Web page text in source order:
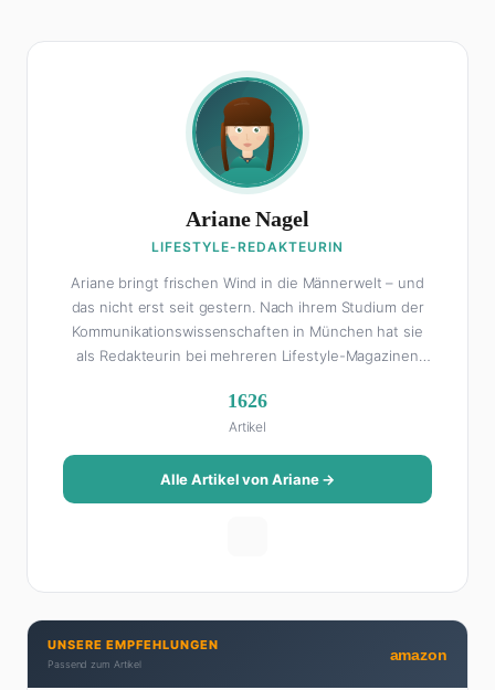
Ariane Nagel
LIFESTYLE-REDAKTEURIN
Ariane bringt frischen Wind in die Männerwelt – und
das nicht erst seit gestern. Nach ihrem Studium der
Kommunikationswissenschaften in München hat sie
als Redakteurin bei mehreren Lifestyle-Magazinen
Als Lifestyle-Redakteurin schreibt sie über alles, was
das Leben schöner macht: von Interior Design und
Reise-Tipps über Food-Trends bis hin zu
Beziehungsratgebern, die auch Männer gerne lesen.
Ihre Geheimwaffe: Sie weiß genau, was Frauen an
Brunch-Spot der Stadt. Ihre Interior-Tipps basieren
auf echter Erfahrung – ihre Wohnung wurde schon
zweimal in Design-Blogs gefeatured.
1626
Artikel
Alle Artikel von Ariane →
UNSERE EMPFEHLUNGEN
Passend zum Artikel
amazon